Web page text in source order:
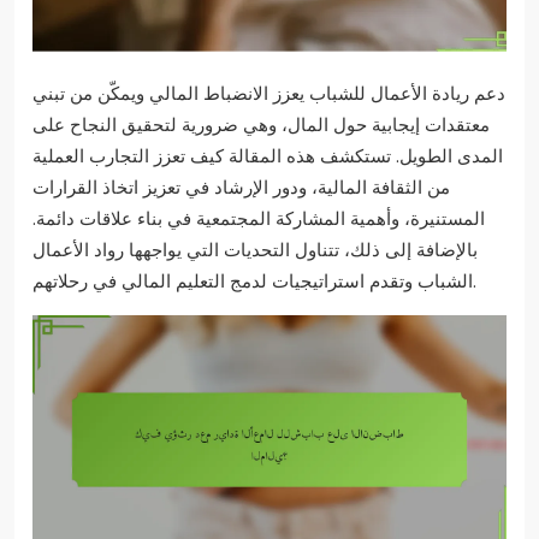
دعم ريادة الأعمال للشباب يعزز الانضباط المالي ويمكّن من تبني
معتقدات إيجابية حول المال، وهي ضرورية لتحقيق النجاح على
المدى الطويل. تستكشف هذه المقالة كيف تعزز التجارب العملية
من الثقافة المالية، ودور الإرشاد في تعزيز اتخاذ القرارات
المستنيرة، وأهمية المشاركة المجتمعية في بناء علاقات دائمة.
بالإضافة إلى ذلك، تتناول التحديات التي يواجهها رواد الأعمال
الشباب وتقدم استراتيجيات لدمج التعليم المالي في رحلاتهم.